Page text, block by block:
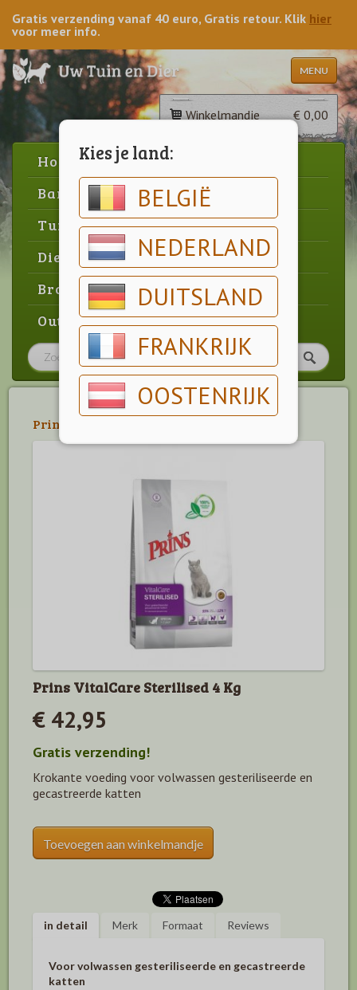
Kies je land:
BELGIË
NEDERLAND
DUITSLAND
FRANKRIJK
OOSTENRIJK
Gratis verzending vanaf 40 euro, Gratis retour. Klik hier
voor meer info.
MENU
Winkelmandje € 0,00
Home
Barbecue
Tuin
Dier
Brood & gebak
Outlet
Prins
Prins VitalCare Sterilised 4 Kg
€ 42,95
Gratis verzending!
Krokante voeding voor volwassen gesteriliseerde en
gecastreerde katten
Toevoegen aan winkelmandje
in detail Merk Formaat Reviews
Voor volwassen gesteriliseerde en gecastreerde
katten